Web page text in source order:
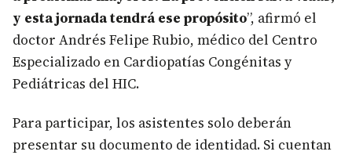
y esta jornada tendrá ese propósito”, afirmó el
doctor Andrés Felipe Rubio, médico del Centro
Especializado en Cardiopatías Congénitas y
Pediátricas del HIC.
Para participar, los asistentes solo deberán
presentar su documento de identidad. Si cuentan